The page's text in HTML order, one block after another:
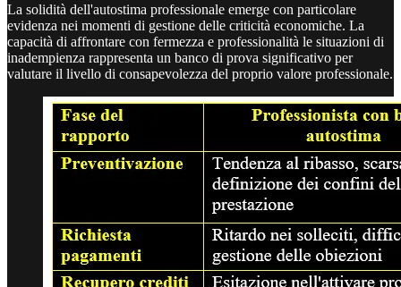
La solidità dell'autostima professionale emerge con particolare
evidenza nei momenti di gestione delle criticità economiche. La
capacità di affrontare con fermezza e professionalità le situazioni di
inadempienza rappresenta un banco di prova significativo per
valutare il livello di consapevolezza del proprio valore professionale.